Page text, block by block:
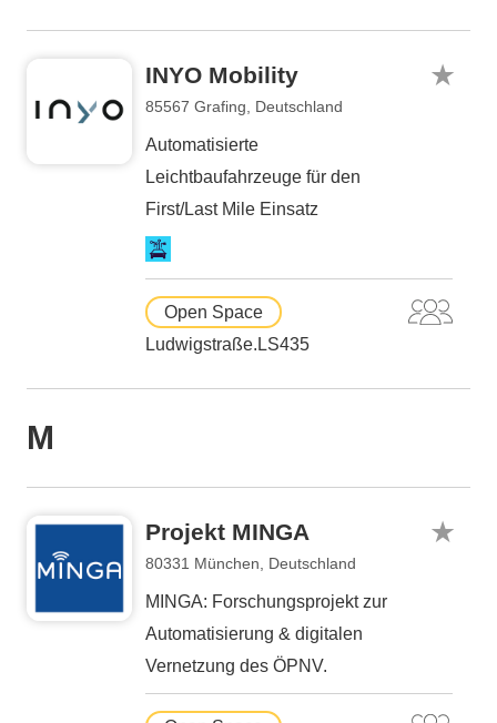
INYO Mobility
85567 Grafing, Deutschland
Automatisierte
Leichtbaufahrzeuge für den
First/Last Mile Einsatz
Open Space
Ludwigstraße.LS435
M
Projekt MINGA
80331 München, Deutschland
MINGA: Forschungsprojekt zur
Automatisierung & digitalen
Vernetzung des ÖPNV.